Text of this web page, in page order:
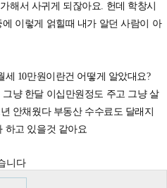
해서 사귀게 되잖아요. 헌데 학창시
이렇게 얽힐때 내가 알던 사람이 아
10만원이란건 어떻게 알았대요?
냥 한달 이십만원정도 주고 그냥 살
안채웠다 부동산 수수료도 달래지
하고 있을것 같아요
니다